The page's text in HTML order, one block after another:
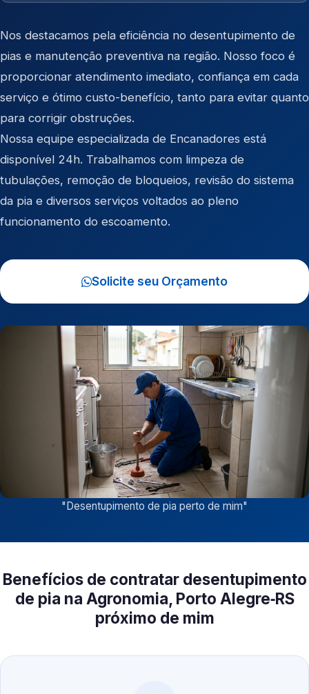
Nos destacamos pela eficiência no desentupimento de
pias e manutenção preventiva na região. Nosso foco é
proporcionar atendimento imediato, confiança em cada
serviço e ótimo custo-benefício, tanto para evitar quanto
para corrigir obstruções.
Nossa equipe especializada de Encanadores está
disponível 24h. Trabalhamos com limpeza de
tubulações, remoção de bloqueios, revisão do sistema
da pia e diversos serviços voltados ao pleno
funcionamento do escoamento.
Solicite seu Orçamento
"Desentupimento de pia perto de mim"
Benefícios de contratar desentupimento
de pia na Agronomia, Porto Alegre‑RS
próximo de mim